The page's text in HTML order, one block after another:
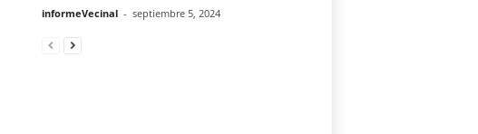
informeVecinal - septiembre 5, 2024